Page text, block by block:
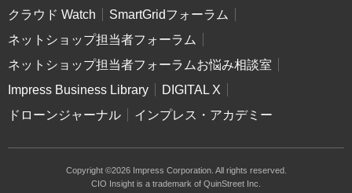
クラウド Watch
SmartGridフォーラム
ネットショップ担当者フォーラム
ネットショップ担当者フォーラムお悩み相談室
Impress Business Library
DIGITAL X
ドローンジャーナル
インプレス・アカデミー
Copyright ©2026 Impress Corporation. All rights reserved.
CIO Insight is a trademark of QuinStreet Inc.